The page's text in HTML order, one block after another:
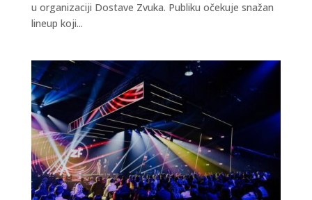
u organizaciji Dostave Zvuka. Publiku očekuje snažan
lineup koji...